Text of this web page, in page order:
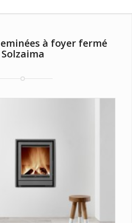
à foyer fermé
Solzaima